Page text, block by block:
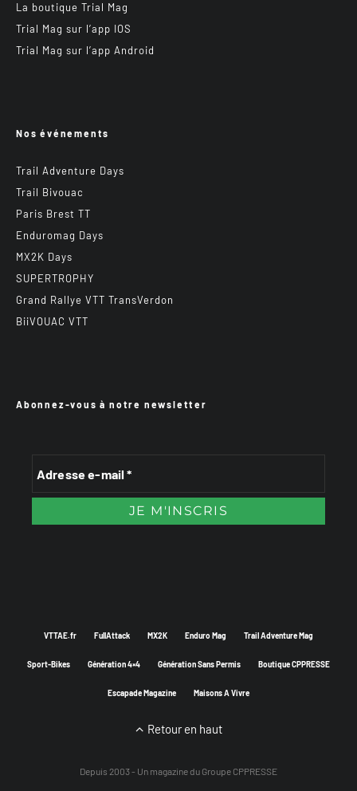
La boutique Trial Mag
Trial Mag sur l’app IOS
Trial Mag sur l’app Android
Nos événements
Trail Adventure Days
Trail Bivouac
Paris Brest TT
Enduromag Days
MX2K Days
SUPERTROPHY
Grand Rallye VTT TransVerdon
BiiVOUAC VTT
Abonnez-vous à notre newsletter
VTTAE.fr FullAttack MX2K Enduro Mag Trail Adventure Mag
Sport-Bikes Génération 4×4 Génération Sans Permis Boutique CPPRESSE
Escapade Magazine Maisons A Vivre
Retour en haut
Depuis 2003 - Un magazine du Groupe CPPRESSE